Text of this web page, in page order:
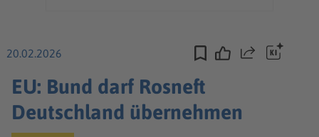
20.02.2026 Teilen
EU: Bund darf Rosneft
Deutschland übernehmen